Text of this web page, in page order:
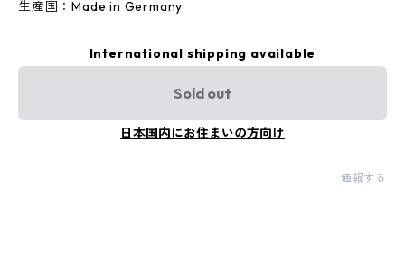
生産国：Made in Germany
International shipping available
Sold out
日本国内にお住まいの方向け
通報する